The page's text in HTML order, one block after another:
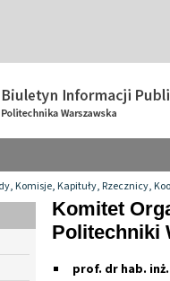
Komisje, Kapituły, Rzecznicy,
Komitet
Politechniki
prof. dr hab.